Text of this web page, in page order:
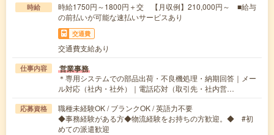
時給
時給1750円～1800円＋交 【月収例】210,000円～ ■給与
の前払いが可能な速払いサービスあり
交通費
交通費支給あり
仕事内容 営業事務
＊専用システムでの部品出荷・不良機処理・納期回答｜メー
ル対応（社内・社外）｜電話応対（取引先・社内営…
応募資格
職種未経験OK / ブランクOK / 英語力不要
◆事務経験がある方◆物流経験をお持ちの方歓迎。◆ #初
めての派遣歓迎